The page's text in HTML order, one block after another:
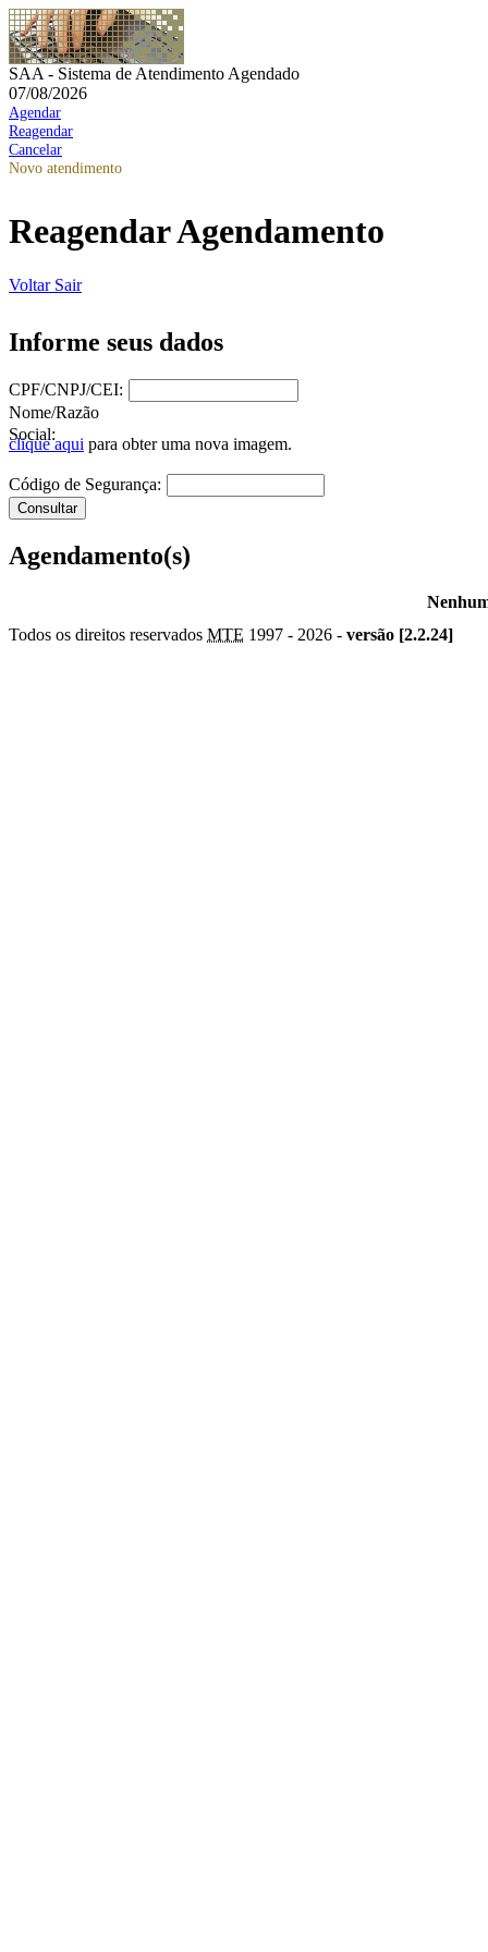
SAA - Sistema de Atendimento Agendado
07/08/2026
Agendar
Reagendar
Cancelar
Novo atendimento
Reagendar Agendamento
Voltar Sair
Informe seus dados
CPF/CNPJ/CEI:
Nome/Razão
Social:
clique aqui para obter uma nova imagem.
Código de Segurança:
Agendamento(s)
Todos os direitos reservados MTE 1997 - 2026 - versão [2.2.24]